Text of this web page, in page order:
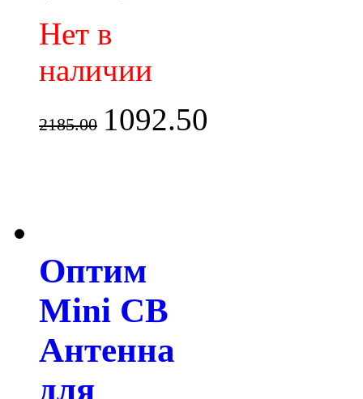
Нет в
наличии
2185.00 1092.50
Оптим
Mini СВ
Антенна
для